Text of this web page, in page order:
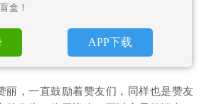
盒！
APP下载
丽，一直鼓励着赞友们，同样也是赞友